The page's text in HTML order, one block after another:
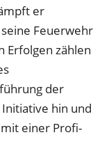
er
Feuerwehr
Erfolgen zählen
der
hin und
einer Profi-